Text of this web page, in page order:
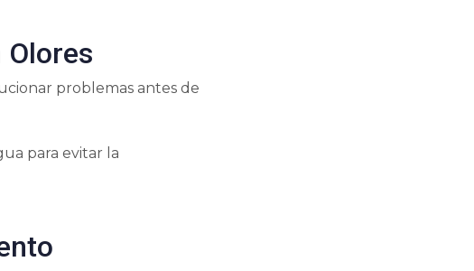
Olores
problemas antes de
para evitar la